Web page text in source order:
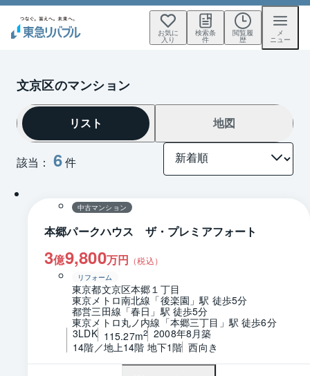
お気に
入り
検索条
件
閲覧履
歴
メ
ニュー
文京区のマンション
該当： 6件
リスト 地図
1 / 0 間取り
中古マンション
本郷パークハウス ザ・プレミアフォート
3億9,800万円 （税込）
リフォーム
東京都文京区本郷１丁目
東京メトロ南北線「後楽園」駅 徒歩5分
都営三田線「春日」駅 徒歩5分
東京メトロ丸ノ内線「本郷三丁目」駅 徒歩6分
3LDK 115.27m2 2008年8月築
14階／地上14階 地下1階 西向き